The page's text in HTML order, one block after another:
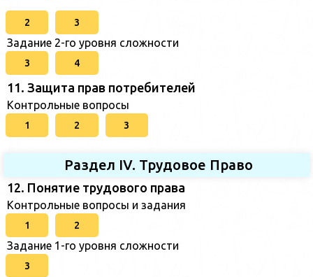
2 3
Задание 2-го уровня сложности
3 4
11. Защита прав потребителей
Контрольные вопросы
1 2 3
Раздел IV. Трудовое Право
12. Понятие трудового права
Контрольные вопросы и задания
1 2
Задание 1-го уровня сложности
3